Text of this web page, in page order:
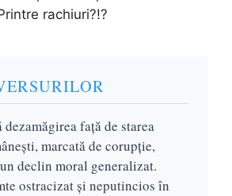
rachiuri?!?
dezamăgirea față de starea
marcată de corupție,
declin moral generalizat.
ostracizat și neputincios în